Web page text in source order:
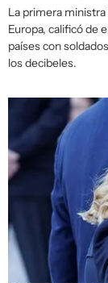
La primera
Europa, calificó de
países con
los decibeles.